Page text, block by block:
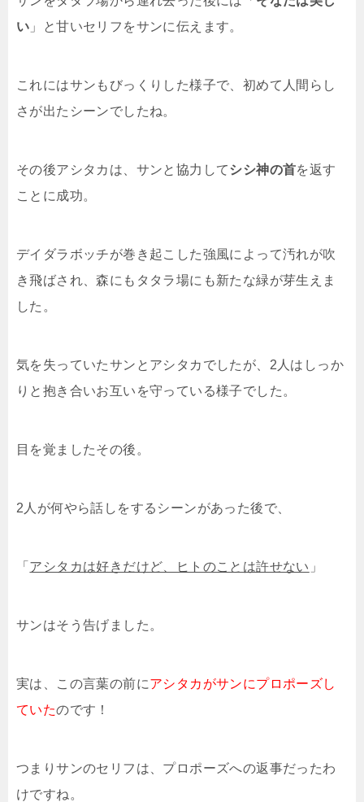
い 」と甘いセリフをサンに伝えます。
これにはサンもびっくりした様子で、初めて人間らし
さが出たシーンでしたね。
その後アシタカは、サンと協力してシシ神の首を返す
ことに成功。
デイダラボッチが巻き起こした強風によって汚れが吹
き飛ばされ、森にもタタラ場にも新たな緑が芽生えま
した。
気を失っていたサンとアシタカでしたが、2人はしっか
りと抱き合いお互いを守っている様子でした。
目を覚ましたその後。
2人が何やら話しをするシーンがあった後で、
「 アシタカは好きだけど、ヒトのことは許せない 」
サンはそう告げました。
実は、この言葉の前にアシタカがサンにプロポーズし
ていたのです！
つまりサンのセリフは、プロポーズへの返事だったわ
けですね。